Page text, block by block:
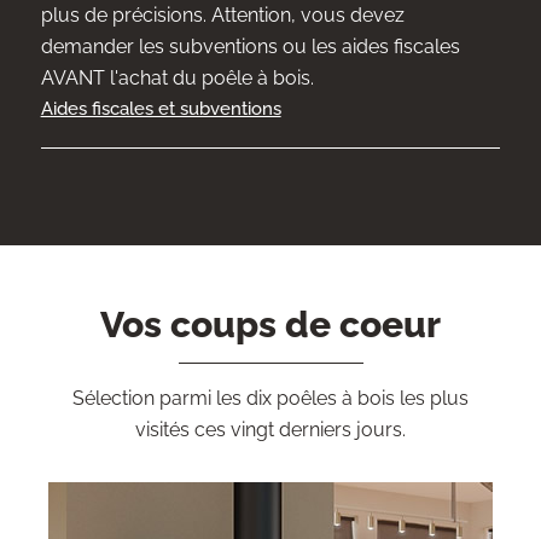
plus de précisions. Attention, vous devez
demander les subventions ou les aides fiscales
AVANT l'achat du poêle à bois.
Aides fiscales et subventions
Vos coups de coeur
Sélection parmi les dix poêles à bois les plus
visités ces vingt derniers jours.